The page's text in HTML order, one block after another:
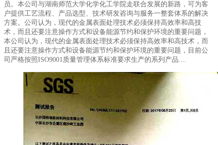
员。本公司与湖南师范大学化学化工学院走联合发展的新路，可为客
户提供工艺流程、产品选型、技术研发咨询与服务一整套体系的解决
方案。公司认为，现代的金属表面处理技术必须保持高效率和高技
术，而且还要注意操作方式和设备能源节约和保护环境的重要问题，
本公司认为，现代的金属表面处理技术必须保持高效率和高技术，而
且还要注意操作方式和设备能源节约和保护环境的重要问题，目前公
司严格按照ISO9001质量管理体系标准要求生产的系列产品....